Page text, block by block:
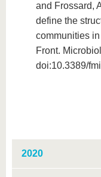
and Frossard,
define the
communities
Front.
doi:10.3389/
2020